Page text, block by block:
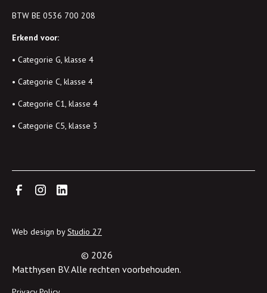
BTW BE 0536 700 208
Erkend voor:
• Categorie G, klasse 4
• Categorie C, klasse 4
• Categorie C1, klasse 4
• Categorie C5, klasse 3
© 2026
Matthysen BV. Alle rechten voorbehouden.
Web design byStudio 27